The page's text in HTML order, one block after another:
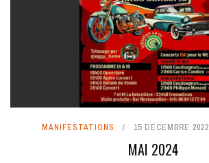
MANIFESTATIONS 15 DÉCEMBRE 2022
MAI 2024